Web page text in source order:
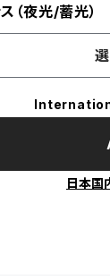
（夜光/蓄光）
日本国